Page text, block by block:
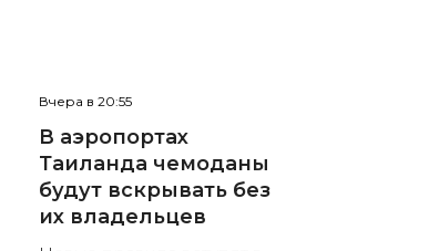
Вчера в 20:55
В аэропортах
Таиланда чемоданы
будут вскрывать без
их владельцев